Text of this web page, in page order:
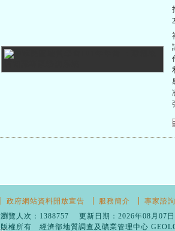
政府網站資料開放宣告 服務簡介
專家諮詢
瀏覽人次：1388757 更新日期：2026年08月07日
版權所有 經濟部地質調查及礦業管理中心